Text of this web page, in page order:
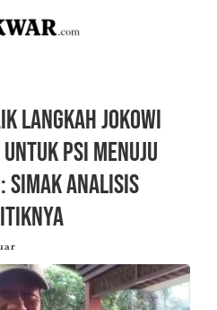
Langkah Jokowi
PSI Menuju
Simak Analisis